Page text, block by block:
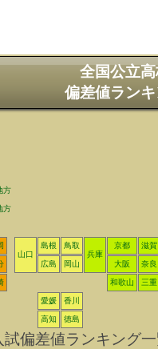
全国公立
偏差値ラン
方
方
山口
島根
鳥取
兵庫
京都 滋賀
広島 岡山 大阪 奈良
和歌山 三重
愛媛 香川
高知 徳島
偏差値ランキング